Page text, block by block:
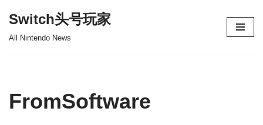
Switch头号玩家
All Nintendo News
FromSoftware